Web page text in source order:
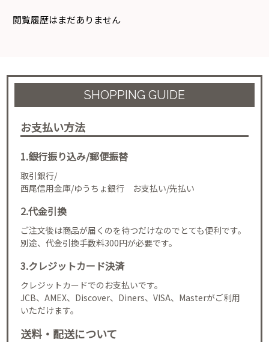
閲覧履歴はまだありません
SHOPPING GUIDE
お支払い方法
1.銀行振り込み/郵便振替
取引銀行/
西尾信用金庫/ゆうちょ銀行 お支払い/先払い
2.代金引換
ご注文後は商品が届くのを待つだけなのでとても便利です。
別途、代金引換手数料300円が必要です。
3.クレジットカード決済
クレジットカードでのお支払いです。
JCB、AMEX、Discover、Diners、VISA、Masterがご利用
いただけます。
送料・配送について